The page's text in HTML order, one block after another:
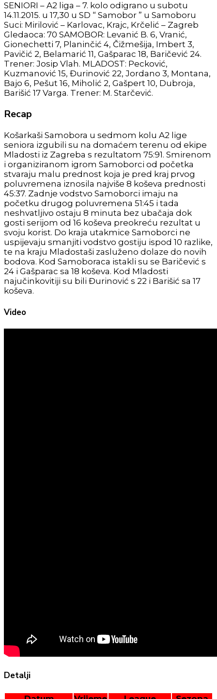
SENIORI – A2 liga – 7. kolo odigrano u subotu
14.11.2015. u 17,30 u SD “ Samobor ” u Samoboru
Suci: Mirilović – Karlovac, Krajc, Krčelić – Zagreb
Gledaoca: 70 SAMOBOR: Levanić B. 6, Vranić,
Gionechetti 7, Planinčić 4, Čižmešija, Imbert 3,
Pavičić 2, Belamarić 11, Gašparac 18, Baričević 24.
Trener: Josip Vlah. MLADOST: Pecković,
Kuzmanović 15, Đurinović 22, Jordano 3, Montana,
Bajo 6, Pešut 16, Miholić 2, Gašpert 10, Dubroja,
Barišić 17 Varga. Trener: M. Starčević.
Recap
Košarkaši Samobora u sedmom kolu A2 lige
seniora izgubili su na domaćem terenu od ekipe
Mladosti iz Zagreba s rezultatom 75:91. Smirenom
i organiziranom igrom Samoborci od početka
stvaraju malu prednost koja je pred kraj prvog
poluvremena iznosila najviše 8 koševa prednosti
45:37. Zadnje vodstvo Samoborci imaju na
početku drugog poluvremena 51:45 i tada
neshvatljivo ostaju 8 minuta bez ubačaja dok
gosti serijom od 16 koševa preokreću rezultat u
svoju korist. Do kraja utakmice Samoborci ne
uspijevaju smanjiti vodstvo gostiju ispod 10 razlike,
te na kraju Mladostaši zasluženo dolaze do novih
bodova. Kod Samoboraca istakli su se Baričević s
24 i Gašparac sa 18 koševa. Kod Mladosti
najučinkovitiji su bili Đurinović s 22 i Barišić sa 17
koševa.
Video
Detalji